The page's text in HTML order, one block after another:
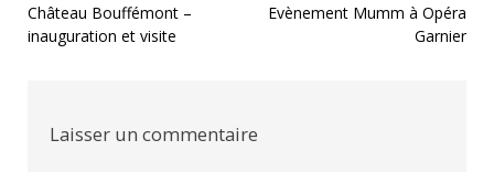
Navigation
de
Château Bouffémont –
inauguration et visite
Evènement Mumm à Opéra
Garnier
Laisser un commentaire